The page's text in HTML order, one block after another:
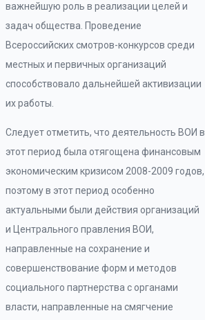
важнейшую роль в реализации целей и
задач общества. Проведение
Всероссийских смотров-конкурсов среди
местных и первичных организаций
способствовало дальнейшей активизации
их работы.
Следует отметить, что деятельность ВОИ в
этот период была отягощена финансовым
экономическим кризисом 2008-2009 годов,
поэтому в этот период особенно
актуальными были действия организаций
и Центрального правления ВОИ,
направленные на сохранение и
совершенствование форм и методов
социального партнерства с органами
власти, направленные на смягчение